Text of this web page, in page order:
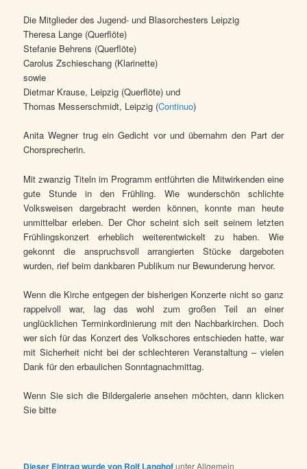
Die Mitglieder des Jugend- und Blasorchesters Leipzig
Theresa Lange (Querflöte)
Stefanie Behrens (Querflöte)
Carolus Zschieschang (Klarinette)
sowie
Dietmar Krause, Leipzig (Querflöte) und
Thomas Messerschmidt, Leipzig (Continuo)
Anita Wegner trug ein Gedicht vor und übernahm den Part der
Chorsprecherin.
Mit zwanzig Titeln im Programm entführten die Mitwirkenden eine
gute Stunde in den Frühling. Wie wunderschön schlichte
Volksweisen dargebracht werden können, konnte man heute
unmittelbar erleben. Der Chor scheint sich seit seinem letzten
Frühlingskonzert erheblich weiterentwickelt zu haben. Wie
gekonnt die anspruchsvoll arrangierten Stücke dargeboten
wurden, rief beim dankbaren Publikum nur Bewunderung hervor.
Wenn die Kirche entgegen der bisherigen Konzerte nicht so ganz
rappelvoll war, lag das wohl zum großen Teil an einer
unglücklichen Terminkordinierung mit den Nachbarkirchen. Doch
wer sich für das Konzert des Volkschores entschieden hatte, war
mit Sicherheit nicht bei der schlechteren Veranstaltung – vielen
Dank für den erbaulichen Sonntagnachmittag.
Wenn Sie sich die Bildergalerie ansehen möchten, dann klicken
Sie bitte
Dieser Eintrag wurde von Rolf Langhofunter Allgemein